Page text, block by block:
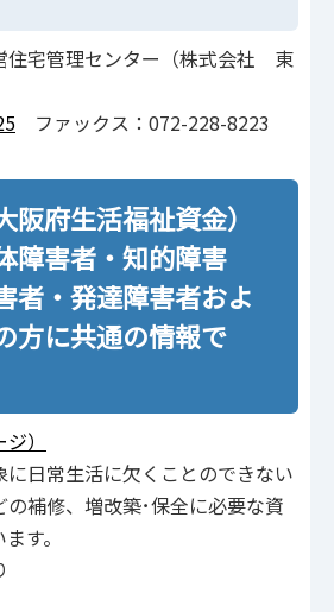
住宅管理センター（株式会社 東
ファックス：072-228-8223
阪府生活福祉資金）
障害者・知的障害
者・発達障害者およ
方に共通の情報で
）
日常生活に欠くことのできない
補修、増改築･保全に必要な資
す。